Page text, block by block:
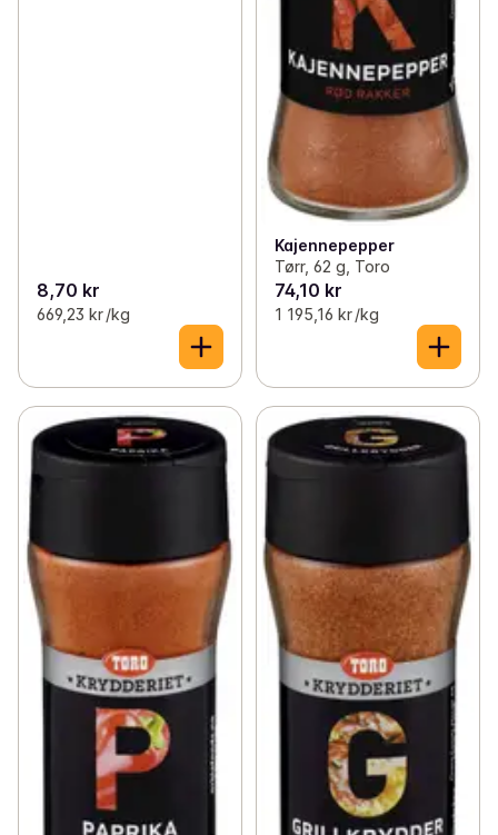
8,70 kr
669,23 kr /kg
Kajennepepper
Tørr, 62 g, Toro
74,10 kr
1 195,16 kr /kg